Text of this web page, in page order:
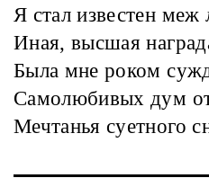
Я стал известен
Иная, высшая
Была мне роком
Самолюбивых дум
Мечтанья суетного